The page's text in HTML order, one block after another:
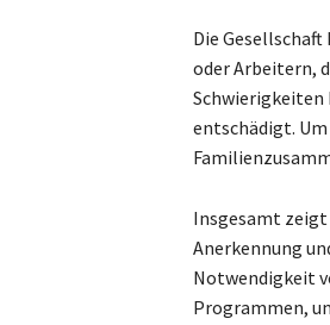
Die
oder Arbeitern,
Schwierigkeiten
entschädigt.
Insgesamt zeigt
Anerkennung
Notwendigkeit
Programmen,